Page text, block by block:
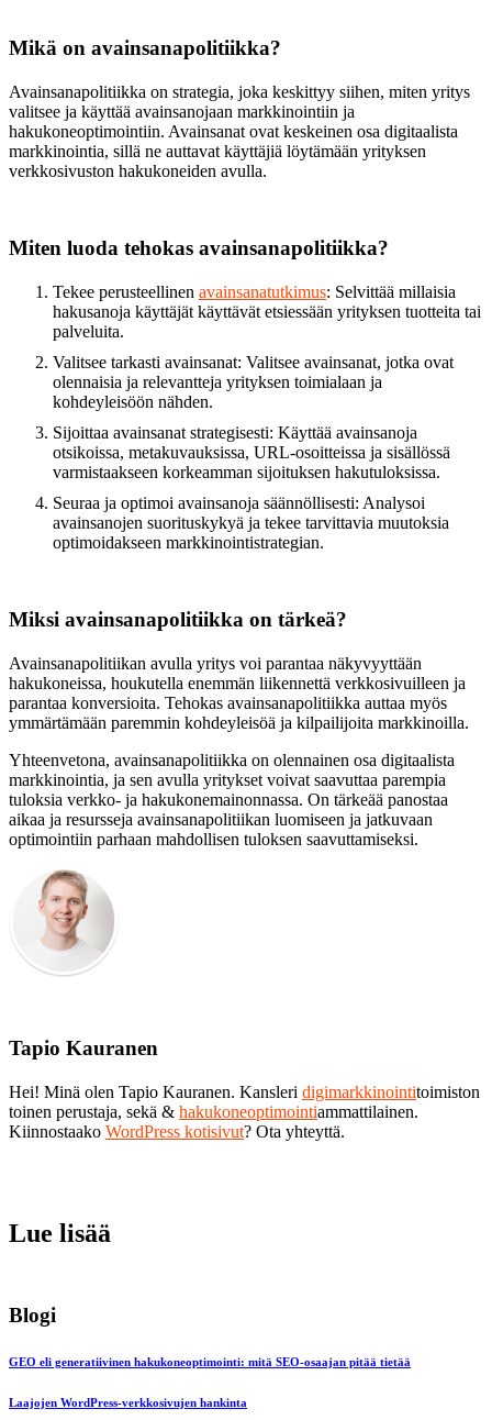
Mikä on avainsanapolitiikka?
Avainsanapolitiikka on strategia, joka keskittyy siihen, miten yritys
valitsee ja käyttää avainsanojaan markkinointiin ja
hakukoneoptimointiin. Avainsanat ovat keskeinen osa digitaalista
markkinointia, sillä ne auttavat käyttäjiä löytämään yrityksen
verkkosivuston hakukoneiden avulla.
Miten luoda tehokas avainsanapolitiikka?
Tekee perusteellinen avainsanatutkimus: Selvittää millaisia
hakusanoja käyttäjät käyttävät etsiessään yrityksen tuotteita tai
palveluita.
Valitsee tarkasti avainsanat: Valitsee avainsanat, jotka ovat
olennaisia ja relevantteja yrityksen toimialaan ja
kohdeyleisöön nähden.
Sijoittaa avainsanat strategisesti: Käyttää avainsanoja
otsikoissa, metakuvauksissa, URL-osoitteissa ja sisällössä
varmistaakseen korkeamman sijoituksen hakutuloksissa.
Seuraa ja optimoi avainsanoja säännöllisesti: Analysoi
avainsanojen suorituskykyä ja tekee tarvittavia muutoksia
optimoidakseen markkinointistrategian.
Miksi avainsanapolitiikka on tärkeä?
Avainsanapolitiikan avulla yritys voi parantaa näkyvyyttään
hakukoneissa, houkutella enemmän liikennettä verkkosivuilleen ja
parantaa konversioita. Tehokas avainsanapolitiikka auttaa myös
ymmärtämään paremmin kohdeyleisöä ja kilpailijoita markkinoilla.
Yhteenvetona, avainsanapolitiikka on olennainen osa digitaalista
markkinointia, ja sen avulla yritykset voivat saavuttaa parempia
tuloksia verkko- ja hakukonemainonnassa. On tärkeää panostaa
aikaa ja resursseja avainsanapolitiikan luomiseen ja jatkuvaan
optimointiin parhaan mahdollisen tuloksen saavuttamiseksi.
Tapio Kauranen
Hei! Minä olen Tapio Kauranen. Kansleri digimarkkinointitoimiston
toinen perustaja, sekä & hakukoneoptimointiammattilainen.
Kiinnostaako WordPress kotisivut? Ota yhteyttä.
Lue lisää
Blogi
GEO eli generatiivinen hakukoneoptimointi: mitä SEO-osaajan pitää tietää
Laajojen WordPress-verkkosivujen hankinta